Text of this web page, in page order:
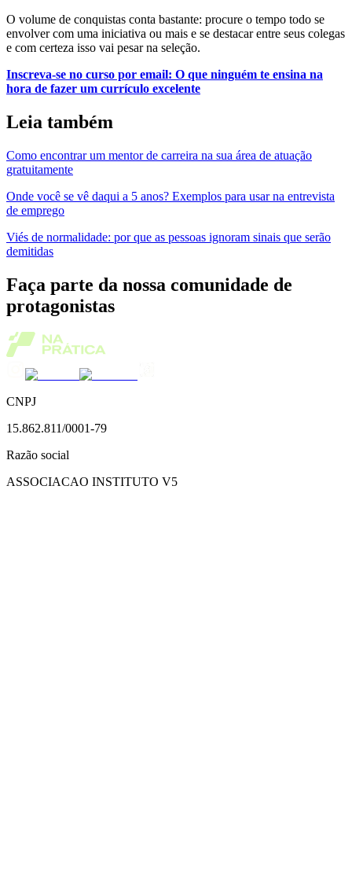
O volume de conquistas conta bastante: procure o tempo todo se
envolver com uma iniciativa ou mais e se destacar entre seus colegas
e com certeza isso vai pesar na seleção.
Inscreva-se no curso por email: O que ninguém te ensina na
hora de fazer um currículo excelente
Leia também
Como encontrar um mentor de carreira na sua área de atuação
gratuitamente
Onde você se vê daqui a 5 anos? Exemplos para usar na entrevista
de emprego
Viés de normalidade: por que as pessoas ignoram sinais que serão
demitidas
Faça parte da nossa comunidade de
protagonistas
CNPJ
15.862.811/0001-79
Razão social
ASSOCIACAO INSTITUTO V5